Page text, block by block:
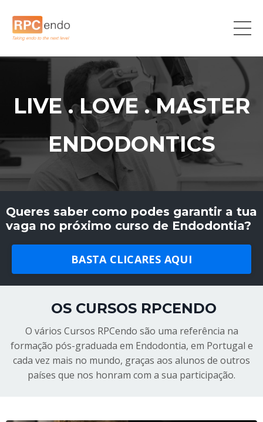
LIVE . LOVE . MASTER
ENDODONTICS
Queres saber como podes garantir a tua
vaga no próximo curso de Endodontia?
BASTA CLICARES AQUI
OS CURSOS RPCENDO
O vários Cursos RPCendo são uma referência na
formação pós-graduada em Endodontia, em Portugal e
cada vez mais no mundo, graças aos alunos de outros
países que nos honram com a sua participação.